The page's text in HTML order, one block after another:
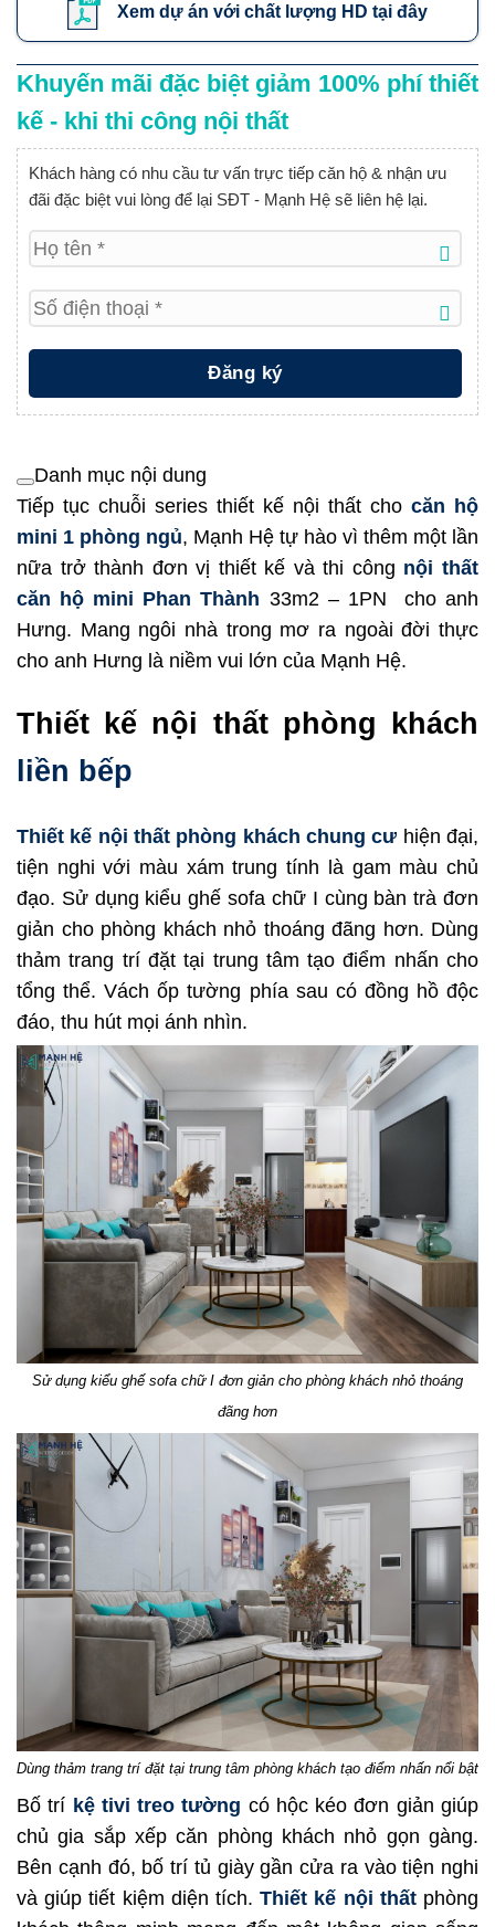
Xem dự án với chất lượng HD tại đây
Khuyến mãi đặc biệt giảm 100% phí thiết
kế - khi thi công nội thất
Khách hàng có nhu cầu tư vấn trực tiếp căn hộ & nhận ưu
đãi đặc biệt vui lòng để lại SĐT - Mạnh Hệ sẽ liên hệ lại.
Danh mục nội dung
Tiếp tục chuỗi series thiết kế nội thất cho căn hộ
mini 1 phòng ngủ, Mạnh Hệ tự hào vì thêm một lần
nữa trở thành đơn vị thiết kế và thi công nội thất
căn hộ mini Phan Thành 33m2 – 1PN cho anh
Hưng. Mang ngôi nhà trong mơ ra ngoài đời thực
cho anh Hưng là niềm vui lớn của Mạnh Hệ.
Thiết kế nội thất phòng khách
liền bếp
Thiết kế nội thất phòng khách chung cư hiện đại,
tiện nghi với màu xám trung tính là gam màu chủ
đạo. Sử dụng kiểu ghế sofa chữ I cùng bàn trà đơn
giản cho phòng khách nhỏ thoáng đãng hơn. Dùng
thảm trang trí đặt tại trung tâm tạo điểm nhấn cho
tổng thể. Vách ốp tường phía sau có đồng hồ độc
đáo, thu hút mọi ánh nhìn.
Sử dụng kiểu ghế sofa chữ I đơn giản cho phòng khách nhỏ thoáng
đãng hơn
Dùng thảm trang trí đặt tại trung tâm phòng khách tạo điểm nhấn nổi bật
Bố trí kệ tivi treo tường có hộc kéo đơn giản giúp
chủ gia sắp xếp căn phòng khách nhỏ gọn gàng.
Bên cạnh đó, bố trí tủ giày gần cửa ra vào tiện nghi
và giúp tiết kiệm diện tích.Thiết kế nội thấtphòng